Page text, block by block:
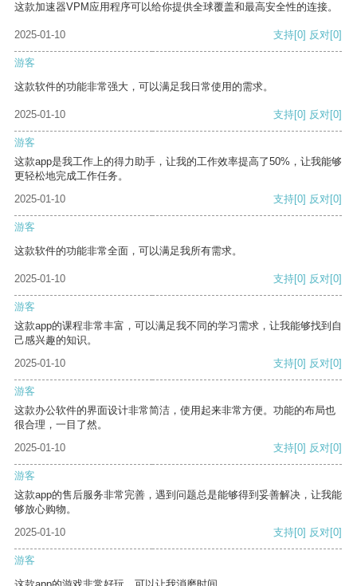
这款加速器VPM应用程序可以给你提供全球覆盖和最高安全性的连接。
2025-01-10 支持[0] 反对[0]
游客
这款软件的功能非常强大，可以满足我日常使用的需求。
2025-01-10 支持[0] 反对[0]
游客
这款app是我工作上的得力助手，让我的工作效率提高了50%，让我能够
更轻松地完成工作任务。
2025-01-10
支持[0] 反对[0]
游客
这款软件的功能非常全面，可以满足我所有需求。
2025-01-10 支持[0] 反对[0]
游客
这款app的课程非常丰富，可以满足我不同的学习需求，让我能够找到自
己感兴趣的知识。
2025-01-10
支持[0] 反对[0]
游客
这款办公软件的界面设计非常简洁，使用起来非常方便。功能的布局也
很合理，一目了然。
2025-01-10
支持[0] 反对[0]
游客
这款app的售后服务非常完善，遇到问题总是能够得到妥善解决，让我能
够放心购物。
2025-01-10
支持[0] 反对[0]
游客